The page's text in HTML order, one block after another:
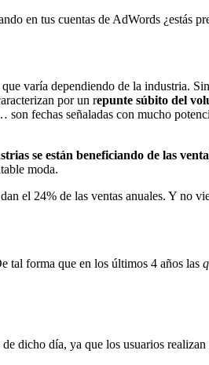
en tus cuentas de AdWords ¿estás
varía dependiendo de la industria.
por un repunte súbito del
fechas señaladas con mucho
se están beneficiando de las
moda.
el 24% de las ventas anuales. Y no
tal forma que en los últimos 4 años las
dicho día, ya que los usuarios